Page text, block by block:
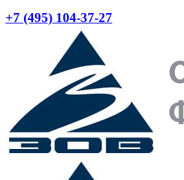
+7 (495) 104-37-27